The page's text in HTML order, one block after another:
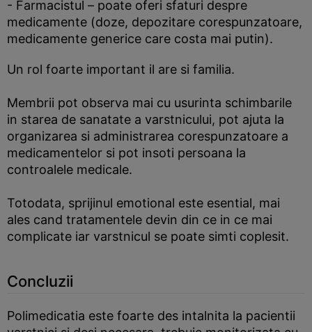
- Farmacistul – poate oferi sfaturi despre
medicamente (doze, depozitare corespunzatoare,
medicamente generice care costa mai putin).
Un rol foarte important il are si familia.
Membrii pot observa mai cu usurinta schimbarile
in starea de sanatate a varstnicului, pot ajuta la
organizarea si administrarea corespunzatoare a
medicamentelor si pot insoti persoana la
controalele medicale.
Totodata, sprijinul emotional este esential, mai
ales cand tratamentele devin din ce in ce mai
complicate iar varstnicul se poate simti coplesit.
Concluzii
Polimedicatia este foarte des intalnita la pacientii